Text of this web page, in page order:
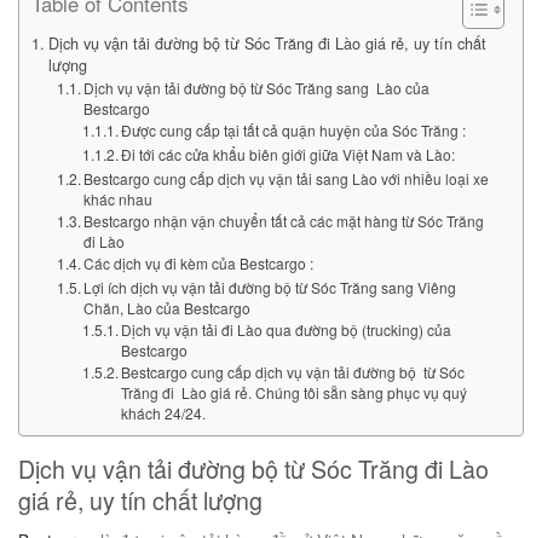
Dịch vụ vận tải đường bộ từ Sóc Trăng đi Lào giá rẻ, uy tín chất
lượng
Dịch vụ vận tải đường bộ từ Sóc Trăng sang Lào của
Bestcargo
Được cung cấp tại tất cả quận huyện của Sóc Trăng :
Đi tới các cửa khẩu biên giới giữa Việt Nam và Lào:
Bestcargo cung cấp dịch vụ vận tải sang Lào với nhiều loại xe
khác nhau
Bestcargo nhận vận chuyển tất cả các mặt hàng từ Sóc Trăng
đi Lào
Các dịch vụ đi kèm của Bestcargo :
Lợi ích dịch vụ vận tải đường bộ từ Sóc Trăng sang Viêng
Chăn, Lào của Bestcargo
Dịch vụ vận tải đi Lào qua đường bộ (trucking) của
Bestcargo
Bestcargo cung cấp dịch vụ vận tải đường bộ từ Sóc
Trăng đi Lào giá rẻ. Chúng tôi sẵn sàng phục vụ quý
khách 24/24.
Dịch vụ vận tải đường bộ từ Sóc Trăng đi Lào
giá rẻ, uy tín chất lượng